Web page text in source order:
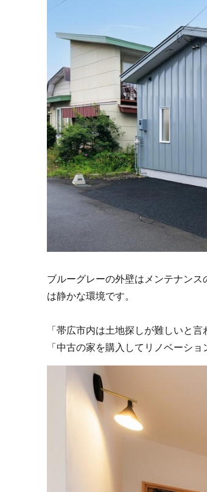
ブルーグレーの外壁はメンテナン
は静かな環境です。
「帯広市内は土地探しが難しいと
「中古の家を購入してリノベーシ